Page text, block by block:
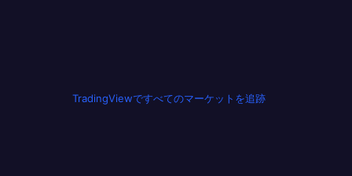
TradingViewですべてのマーケットを追跡